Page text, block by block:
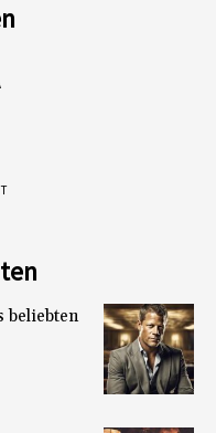
beliebten